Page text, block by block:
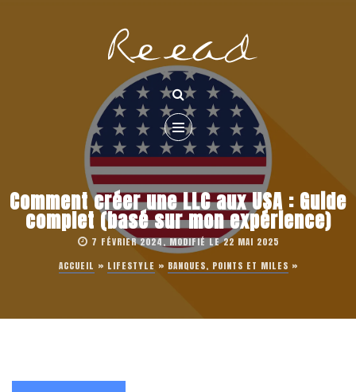
Comment créer une LLC aux USA : Guide
complet (basé sur mon expérience)
7 FÉVRIER 2024, MODIFIÉ LE 22 MAI 2025
ACCUEIL » LIFESTYLE » BANQUES, POINTS ET MILES »